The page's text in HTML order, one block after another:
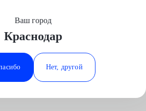
Минеральные Воды
Ростов-на-Дону
Ставрополь
Ваш город
Краснодар
Нет, другой
Автосервис
Трансмиссия
цилиндра
Краснодаре